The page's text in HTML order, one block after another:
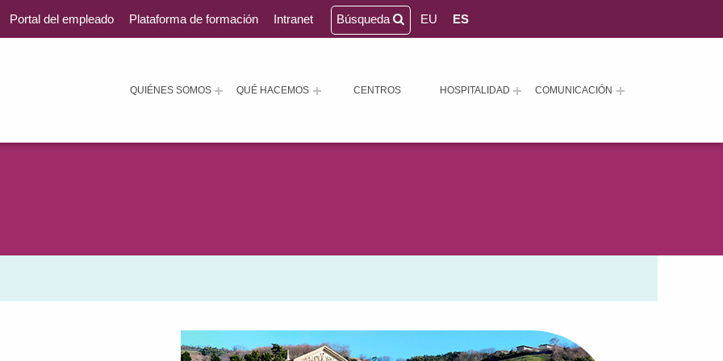
QUIÉNES SOMOS QUÉ HACEMOS CENTROS HOSPITALIDAD COMUNICACIÓN
Portal del empleado Plataforma de formación Intranet Búsqueda EU ES